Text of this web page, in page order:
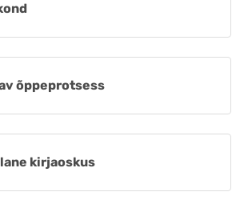
õppeprotsess
kirjaoskus